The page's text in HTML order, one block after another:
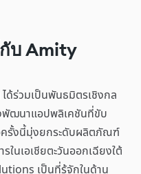
บ Amity
ด้ร่วมเป็นพันธมิตรเชิงกล
ฒนาแอปพลิเคชันที่ขับ
ครั้งนี้มุ่งยกระดับผลิตภัณฑ์
ในเอเชียตะวันออกเฉียงใต้
เป็นที่รู้จักในด้าน